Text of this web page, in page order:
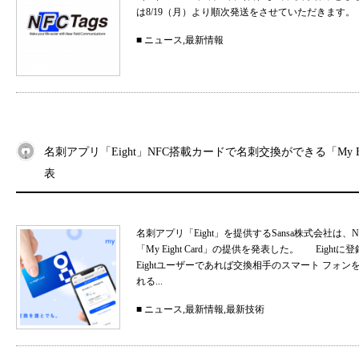
は8/19（月）より順次発送をさせていただき
■ ニュース,最新情報
名刺アプリ「Eight」NFC搭載カードで名刺交換ができる「My
表
名刺アプリ「Eight」を提供するSansa株式会社は
「My Eight Card」の提供を発表した。 Eightに
Eightユーザーであれば交換相手のスマート フォン
れる...
■ ニュース,最新情報,最新技術